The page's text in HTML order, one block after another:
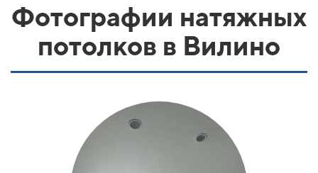
Фотографии натяжных
потолков в Вилино